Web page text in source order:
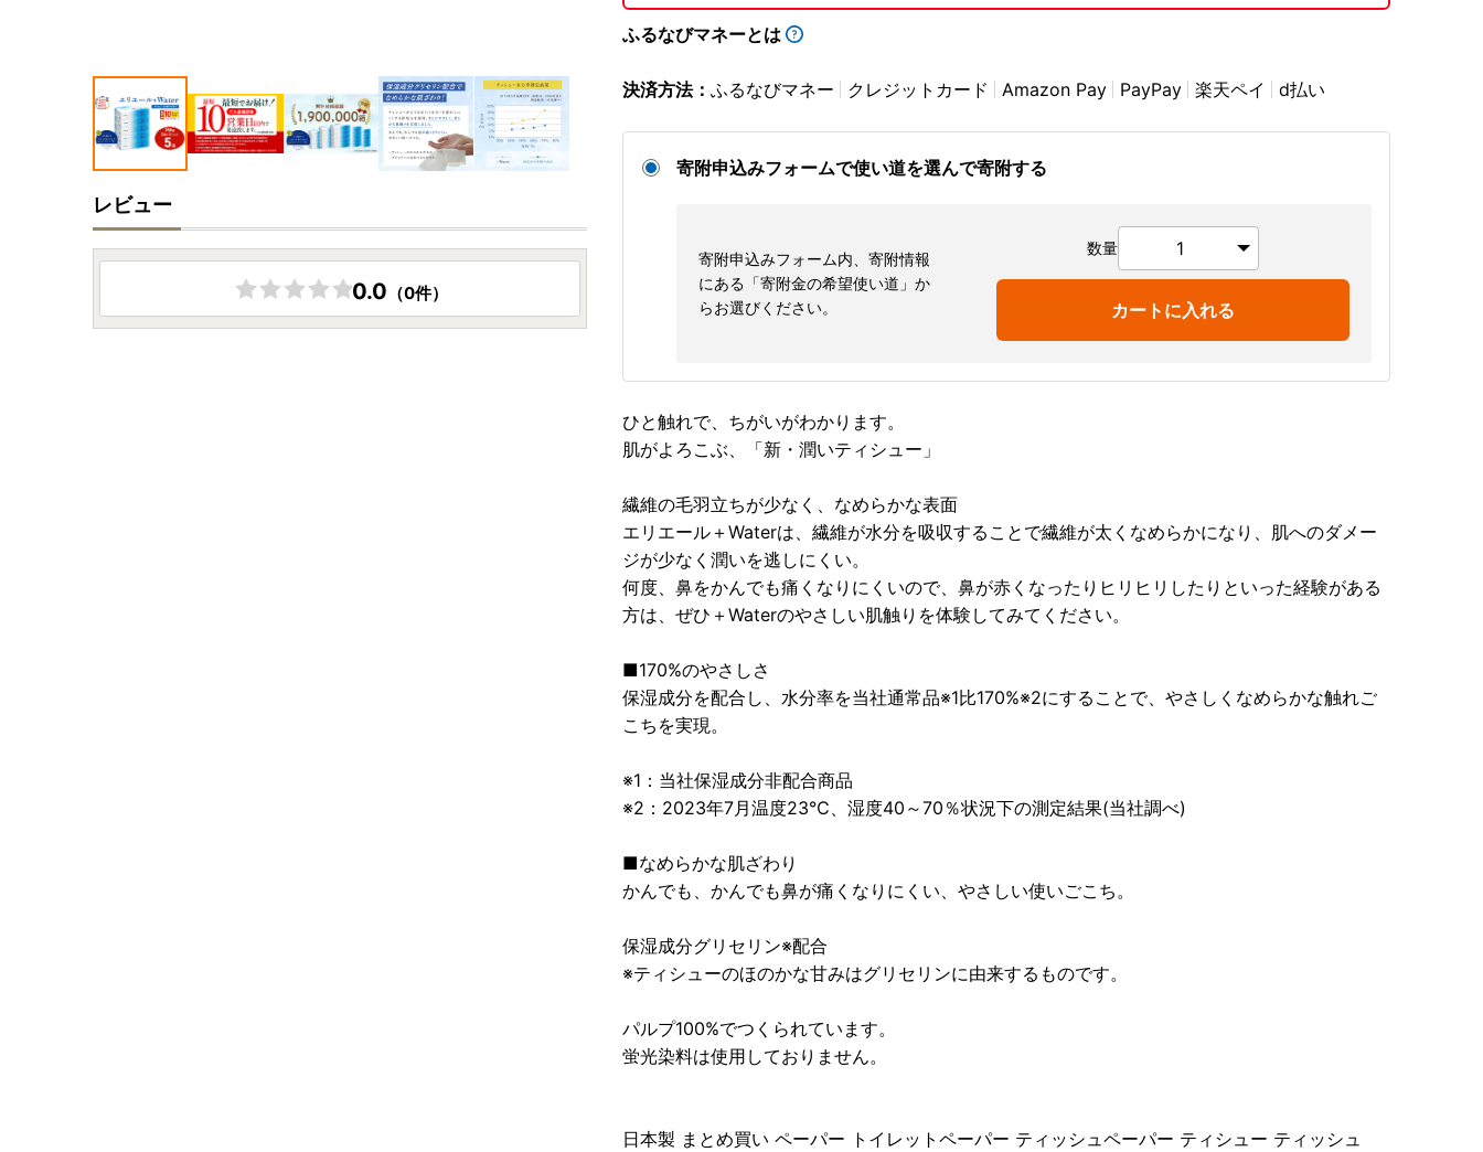
ふるなびマネーとは
決済方法： ふるなびマネー クレジットカード Amazon Pay PayPay 楽天ペイ d払い
寄附申込みフォームで使い道を選んで寄附する
寄附申込みフォーム内、寄附情報
にある「寄附金の希望使い道」か
らお選びください。
数量
カートに入れる
ひと触れで、ちがいがわかります。
肌がよろこぶ、「新・潤いティシュー」
繊維の毛羽立ちが少なく、なめらかな表面
エリエール＋Waterは、繊維が水分を吸収することで繊維が太くなめらかになり、肌へのダメー
ジが少なく潤いを逃しにくい。
何度、鼻をかんでも痛くなりにくいので、鼻が赤くなったりヒリヒリしたりといった経験がある
方は、ぜひ＋Waterのやさしい肌触りを体験してみてください。
■170%のやさしさ
保湿成分を配合し、水分率を当社通常品※1比170%※2にすることで、やさしくなめらかな触れご
こちを実現。
※1：当社保湿成分非配合商品
※2：2023年7月温度23℃、湿度40～70％状況下の測定結果(当社調べ)
■なめらかな肌ざわり
かんでも、かんでも鼻が痛くなりにくい、やさしい使いごこち。
保湿成分グリセリン※配合
※ティシューのほのかな甘みはグリセリンに由来するものです。
パルプ100%でつくられています。
蛍光染料は使用しておりません。
日本製 まとめ買い ペーパー トイレットペーパー ティッシュペーパー ティシュー ティッシュ
レビュー
0.0 （0件）